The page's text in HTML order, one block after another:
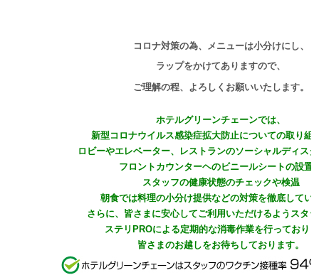
コロナ対策の為、メニューは小分けにし、
ラップをかけてありますので、
ご理解の程、よろしくお願いいたします。
ホテルグリーンチェーンでは、​​​​
新型コロナウイルス感染症拡大防止についての取り組
ロビーやエレベーター、レストランのソーシャルディス
フロントカウンターヘのビニールシートの設置
スタッフの健康状態のチェックや検温
朝食では料理の小分け提供などの対策を徹底してい
さらに、皆さまに安心してご利用いただけるようスタ
ステリPROによる定期的な消毒作業を行っており
皆さまのお越しをお待ちしております。